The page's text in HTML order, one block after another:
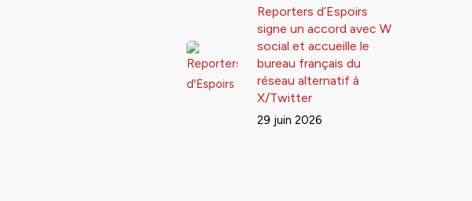
Reporters d’Espoirs
signe un accord avec W
social et accueille le
bureau français du
réseau alternatif à
X/Twitter
29 juin 2026